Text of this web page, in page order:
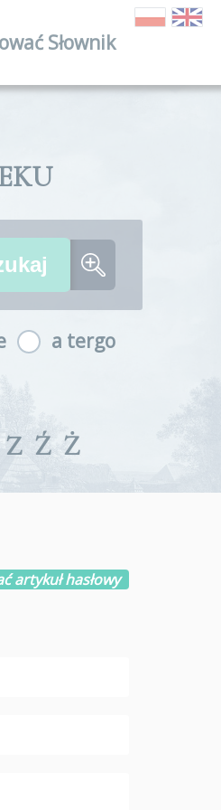
Słownik
a tergo
Z Ź Ż
artykuł hasłowy